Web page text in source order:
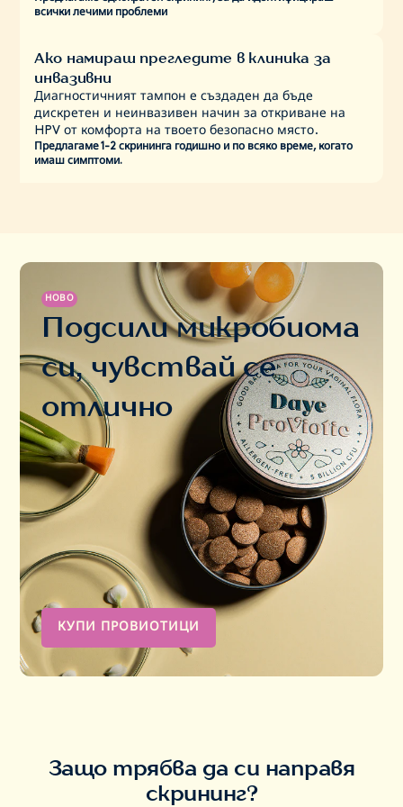
всички лечими проблеми
Ако намираш прегледите в клиника за
инвазивни
Диагностичният тампон е създаден да бъде
дискретен и неинвазивен начин за откриване на
HPV от комфорта на твоето безопасно място.
Предлагаме 1-2 скрининга годишно и по всяко време, когато
имаш симптоми.
НОВО
Подсили микробиома
си, чувствай се
отлично
КУПИ ПРОВИОТИЦИ
Защо трябва да си направя
скрининг?